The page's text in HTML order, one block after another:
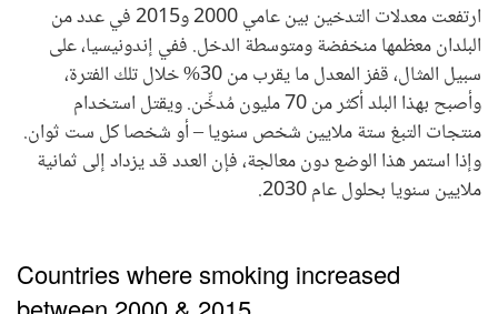
ارتفعت معدلات التدخين بين عامي 2000 و2015 في عدد من
البلدان معظمها منخفضة ومتوسطة الدخل. ففي إندونيسيا، على
سبيل المثال، قفز المعدل ما يقرب من 30% خلال تلك الفترة،
وأصبح بهذا البلد أكثر من 70 مليون مُدخِّن. ويقتل استخدام
منتجات التبغ ستة ملايين شخص سنويا – أو شخصا كل ست ثوان.
وإذا استمر هذا الوضع دون معالجة، فإن العدد قد يزداد إلى ثمانية
ملايين سنويا بحلول عام 2030.